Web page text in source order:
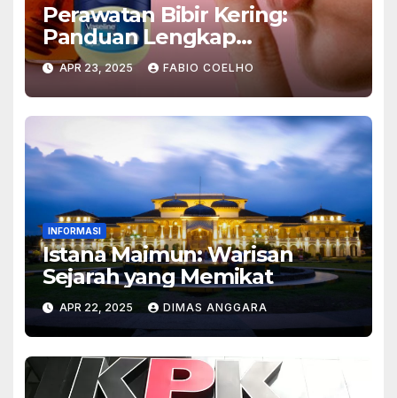
Perawatan Bibir Kering:
Panduan Lengkap
Berdasarkan Pengalaman
Pribadi
APR 23, 2025 FABIO COELHO
INFORMASI
Istana Maimun: Warisan
Sejarah yang Memikat
APR 22, 2025 DIMAS ANGGARA